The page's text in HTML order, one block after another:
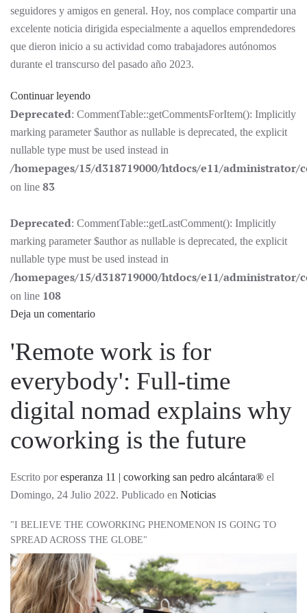
seguidores y amigos en general. Hoy, nos complace compartir una
excelente noticia dirigida especialmente a aquellos emprendedores
que dieron inicio a su actividad como trabajadores autónomos
durante el transcurso del pasado año 2023.
Continuar leyendo
Deprecated: CommentTable::getCommentsForItem(): Implicitly
marking parameter $author as nullable is deprecated, the explicit
nullable type must be used instead in
/homepages/15/d318719000/htdocs/e11/
on line 83
Deprecated: CommentTable::getLastComment(): Implicitly
marking parameter $author as nullable is deprecated, the explicit
nullable type must be used instead in
/homepages/15/d318719000/htdocs/e11/
on line 108
Deja un comentario
'Remote work is for
everybody': Full-time
digital nomad explains why
coworking is the future
Escrito poresperanza 11 | coworking san pedro alcántara® el
Domingo, 24 Julio 2022. Publicado en Noticias
"I BELIEVE THE COWORKING PHENOMENON IS GOING TO
SPREAD ACROSS THE GLOBE"